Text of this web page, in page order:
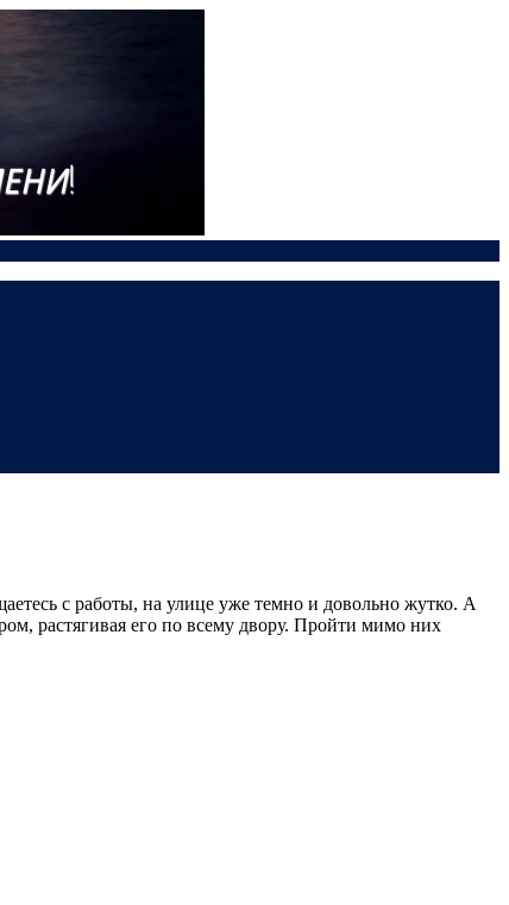
с работы, на улице уже темно и довольно жутко. А
растягивая его по всему двору. Пройти мимо них